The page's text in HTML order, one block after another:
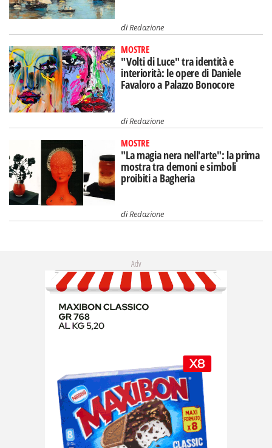
diRedazione
MOSTRE
"Volti di Luce" tra identità e
interiorità: le opere di Daniele
Favaloro a Palazzo Bonocore
diRedazione
MOSTRE
"La magia nera nell'arte": la prima
mostra tra demoni e simboli
proibiti a Bagheria
diRedazione
Adv